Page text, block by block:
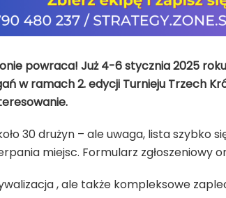
powraca! Już 4-6 stycznia 2025
w ramach 2. edycji Turnieju Trzech
30 drużyn – ale uwaga, lista szybko
miejsc. Formularz zgłoszeniowy
, ale także kompleksowe